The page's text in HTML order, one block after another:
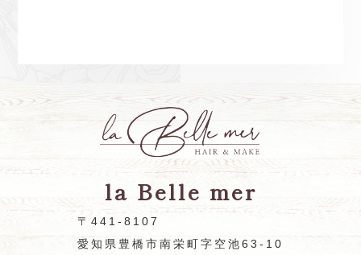
la Belle mer
〒441-8107
愛知県豊橋市南栄町字空池63-10